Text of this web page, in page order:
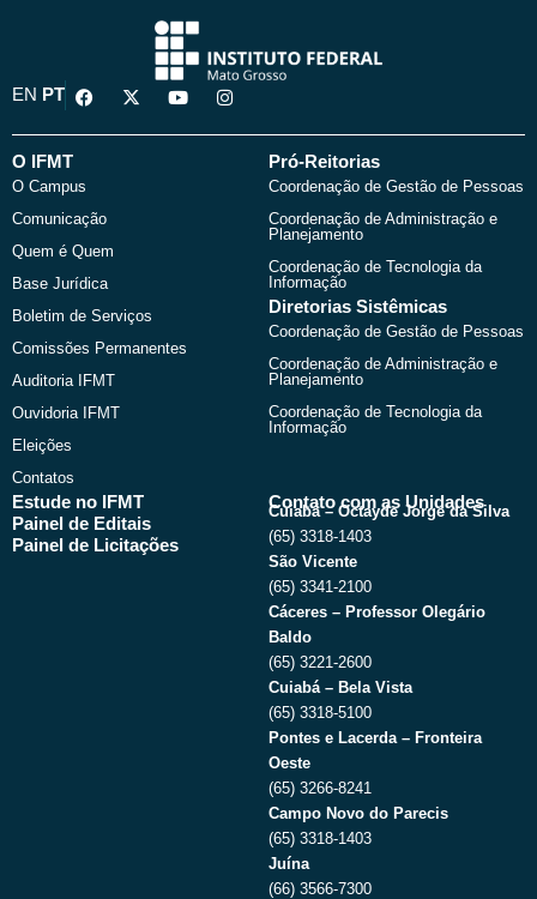
EN PT
F
a
e
o
k
X
-
w
Y
o
t
I
n
t
O IFMT
O Campus
Comunicação
Quem é Quem
Base Jurídica
Boletim de Serviços
Comissões Permanentes
Auditoria IFMT
Ouvidoria IFMT
Eleições
Contatos
Pró-Reitorias
Coordenação de Gestão de Pessoas
Coordenação de Administração e
Planejamento
Coordenação de Tecnologia da
Informação
Diretorias Sistêmicas
Coordenação de Gestão de Pessoas
Coordenação de Administração e
Planejamento
Coordenação de Tecnologia da
Informação
Estude no IFMT
Painel de Editais
Painel de Licitações
Contato com as Unidades
Cuiabá – Octayde Jorge da Silva
(65) 3318-1403
São Vicente
(65) 3341-2100
Cáceres – Professor Olegário
Baldo
(65) 3221-2600
Cuiabá – Bela Vista
(65) 3318-5100
Pontes e Lacerda – Fronteira
Oeste
(65) 3266-8241
Campo Novo do Parecis
(65) 3318-1403
Juína
(66) 3566-7300